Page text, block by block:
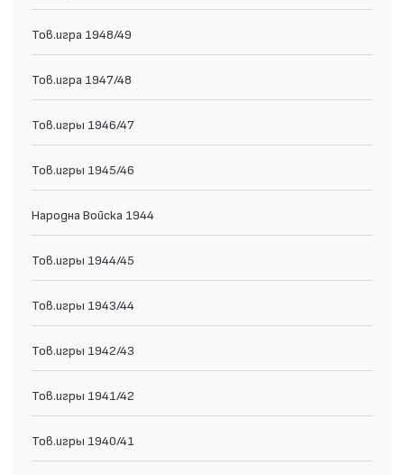
Тов.игра 1948/49
Тов.игра 1947/48
Тов.игры 1946/47
Тов.игры 1945/46
Народна Войска 1944
Тов.игры 1944/45
Тов.игры 1943/44
Тов.игры 1942/43
Тов.игры 1941/42
Тов.игры 1940/41